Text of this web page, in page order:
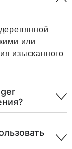
или
изысканного